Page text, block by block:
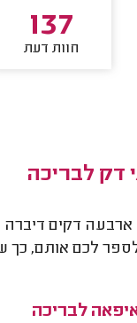
137
חוות דעת
דק לבריכה
ארבעה דקים דיברה
לכם אותם,
לבריכה